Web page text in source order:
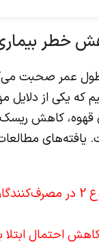
خطر
طول عمر صحبت
که یکی از دلایل
کاهش ریسک
یافته‌های
احتمال ابتلا